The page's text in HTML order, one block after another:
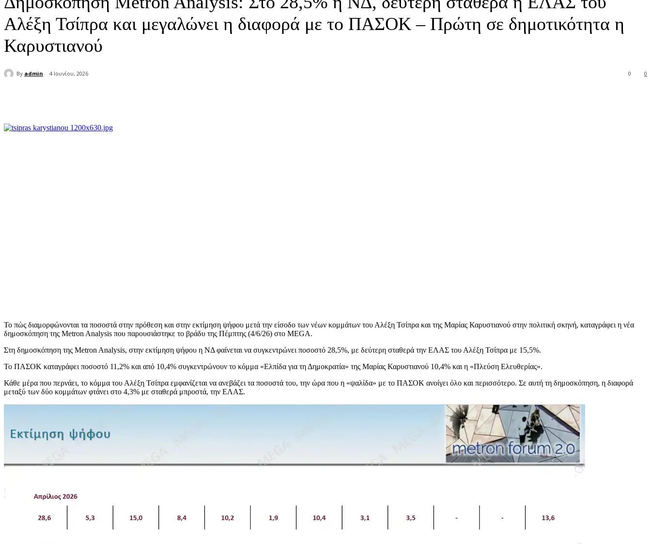
Αλέξη Τσίπρα και μεγαλώνει η διαφορά με το ΠΑΣΟΚ – Πρώτη σε δημοτικότητα η
Καρυστιανού
By admin 4 Ιουνίου, 2026 0
0
Το πώς διαμορφώνονται τα ποσοστά στην πρόθεση και στην εκτίμηση ψήφου μετά την είσοδο των νέων κομμάτων του Αλέξη Τσίπρα και της Μαρίας Καρυστιανού στην πολιτική σκηνή, καταγράφει η νέα
δημοσκόπηση της Metron Analysis που παρουσιάστηκε το βράδυ της Πέμπτης (4/6/26) στο MEGA.
Στη δημοσκόπηση της Metron Analysis, στην εκτίμηση ψήφου η ΝΔ φαίνεται να συγκεντρώνει ποσοστό 28,5%, με δεύτερη σταθερά την ΕΛΑΣ του Αλέξη Τσίπρα με 15,5%.
Το ΠΑΣΟΚ καταγράφει ποσοστό 11,2% και από 10,4% συγκεντρώνουν το κόμμα «Ελπίδα για τη Δημοκρατία» της Μαρίας Καρυστιανού 10,4% και η «Πλεύση Ελευθερίας».
Κάθε μέρα που περνάει, το κόμμα του Αλέξη Τσίπρα εμφανίζεται να ανεβάζει τα ποσοστά του, την ώρα που η «ψαλίδα» με το ΠΑΣΟΚ ανοίγει όλο και περισσότερο. Σε αυτή τη δημοσκόπηση, η διαφορά
μεταξύ των δύο κομμάτων φτάνει στο 4,3% με σταθερά μπροστά, την ΕΛΑΣ.